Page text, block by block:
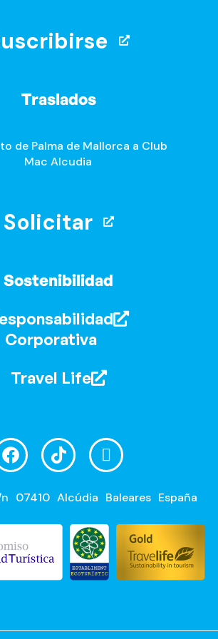
Traslados
de Palma de Mallorca a Club
Mac Alcudia
Solicitar
Sostenibilidad
Corporativa
Travel Life
07410 Alcúdia Baleares España